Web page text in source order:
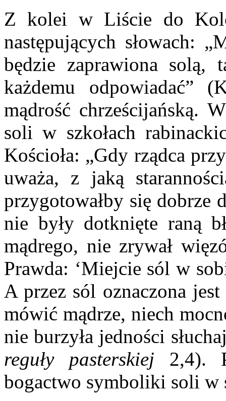
Z kolei w Liście do
następujących słowach:
będzie zaprawiona
każdemu odpowiadać”
mądrość chrześcijańską.
soli w szkołach
Kościoła: „Gdy rządca
uważa, z jaką
przygotowałby się dobrze
nie były dotknięte raną
mądrego, nie zrywał
Prawda: ‘Miejcie sól w
A przez sól oznaczona
mówić mądrze, niech
nie burzyła jedności
reguły pasterskiej 2,4).
bogactwo symboliki soli w